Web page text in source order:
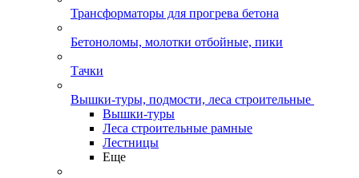
Трансформаторы для прогрева бетона
Бетоноломы, молотки отбойные, пики
Тачки
Вышки-туры, подмости, леса строительные
Вышки-туры
Леса строительные рамные
Лестницы
Еще